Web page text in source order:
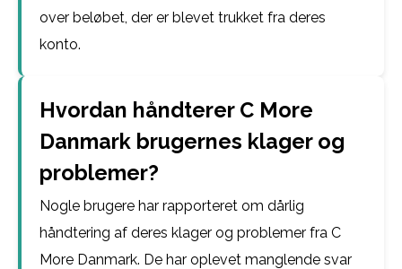
over beløbet, der er blevet trukket fra deres
konto.
Hvordan håndterer C More
Danmark brugernes klager og
problemer?
Nogle brugere har rapporteret om dårlig
håndtering af deres klager og problemer fra C
More Danmark. De har oplevet manglende svar